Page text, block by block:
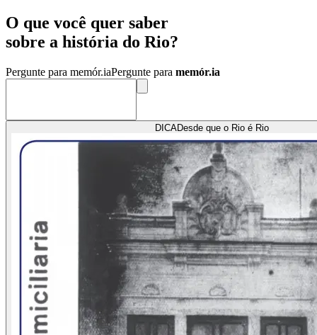
O que você quer saber
sobre a história do Rio?
Pergunte para memór.iaPergunte para memór.ia
DICADesde que o Rio é Rio